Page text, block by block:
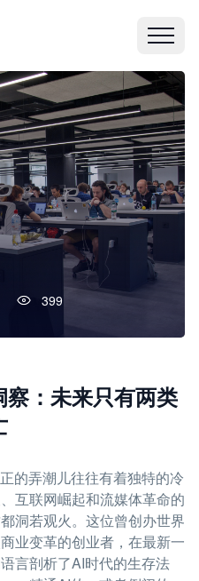
399
：未来只有两类
的弄潮儿往往有着独特的冷
互联网崛起和流媒体革命的
洞若观火。这位曾创办世界
业变革的创业者，在最新一
言剖析了AI时代的生存法